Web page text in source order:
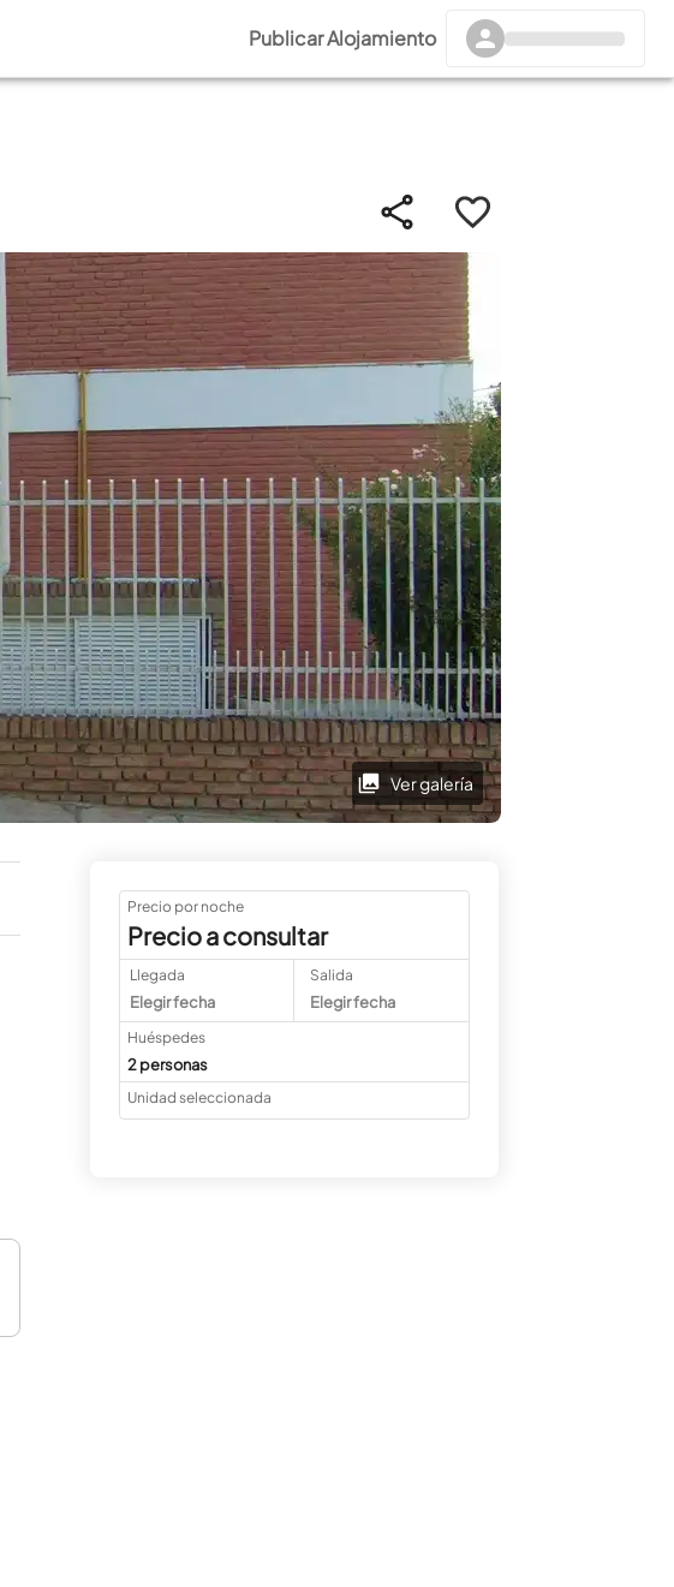
Publicar Alojamiento
Ver galería
Precio por noche
Precio a consultar
Llegada
Elegir fecha
Salida
Elegir fecha
Huéspedes
2 personas
Unidad seleccionada